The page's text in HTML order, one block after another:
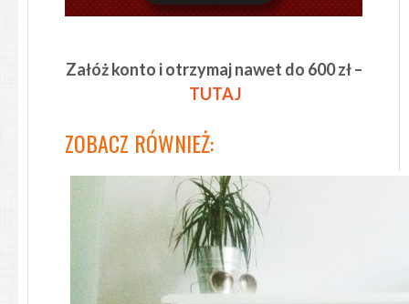
Załóż konto i otrzymaj nawet do 600 zł –
TUTAJ
ZOBACZ RÓWNIEŻ: